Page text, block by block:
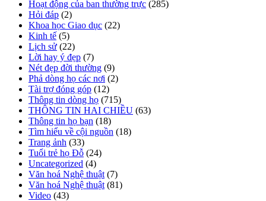
Hoạt động của ban thường trực (285)
Hỏi đáp (2)
Khoa học Giao dục (22)
Kinh tế (5)
Lịch sử (22)
Lời hay ý đẹp (7)
Nét đẹp đời thường (9)
Phả dòng họ các nơi (2)
Tài trợ đóng góp (12)
Thông tin dòng họ (715)
THÔNG TIN HAI CHIỀU (63)
Thông tin họ bạn (18)
Tìm hiểu về cội nguồn (18)
Trang ảnh (33)
Tuổi trẻ họ Đỗ (24)
Uncategorized (4)
Văn hoá Nghệ thuật (7)
Văn hoá Nghệ thuật (81)
Video (43)